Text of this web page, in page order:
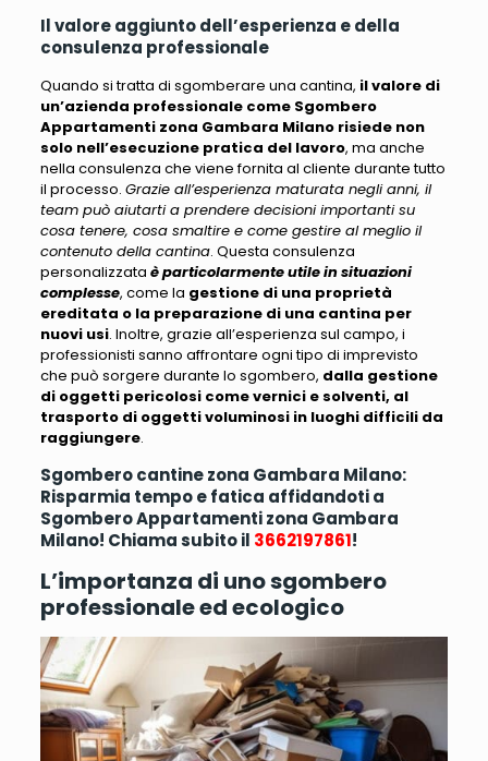
Il valore aggiunto dell’esperienza e della
consulenza professionale
Quando si tratta di sgomberare una cantina, il valore di
un’azienda professionale come Sgombero
Appartamenti zona Gambara Milano risiede non
solo nell’esecuzione pratica del lavoro, ma anche
nella consulenza che viene fornita al cliente durante tutto
il processo. Grazie all’esperienza maturata negli anni, il
team può aiutarti a prendere decisioni importanti su
cosa tenere, cosa smaltire e come gestire al meglio il
contenuto della cantina. Questa consulenza
personalizzata è particolarmente utile in situazioni
complesse, come la gestione di una proprietà
ereditata o la preparazione di una cantina per
nuovi usi. Inoltre, grazie all’esperienza sul campo, i
professionisti sanno affrontare ogni tipo di imprevisto
che può sorgere durante lo sgombero, dalla gestione
di oggetti pericolosi come vernici e solventi, al
trasporto di oggetti voluminosi in luoghi difficili da
raggiungere.
Sgombero cantine zona Gambara Milano:
Risparmia tempo e fatica affidandoti a
Sgombero Appartamenti zona Gambara
Milano! Chiama subito il 3662197861!
L’importanza di uno sgombero
professionale ed ecologico